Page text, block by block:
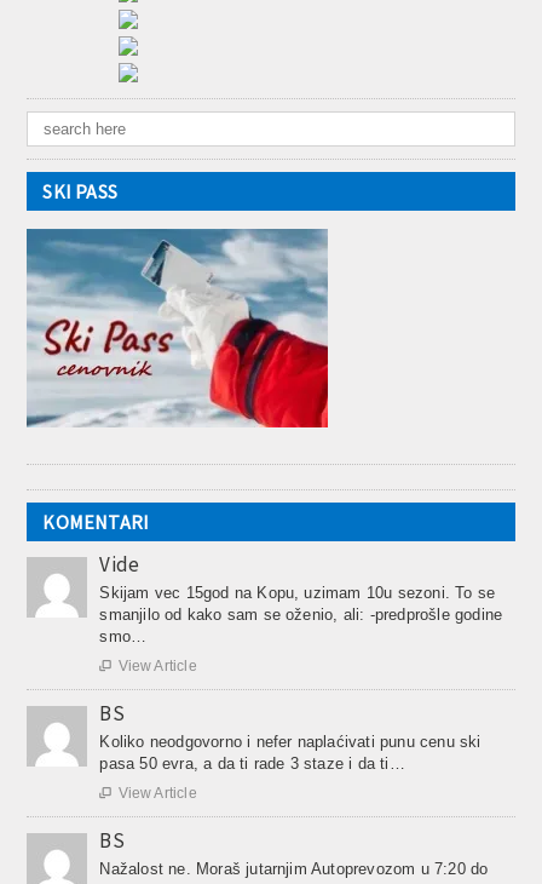
SKI PASS
KOMENTARI
Vide
Skijam vec 15god na Kopu, uzimam 10u sezoni. To se
smanjilo od kako sam se oženio, ali: -predprošle godine
smo…
 View Article
BS
Koliko neodgovorno i nefer naplaćivati punu cenu ski
pasa 50 evra, a da ti rade 3 staze i da ti…
 View Article
BS
Nažalost ne. Moraš jutarnjim Autoprevozom u 7:20 do